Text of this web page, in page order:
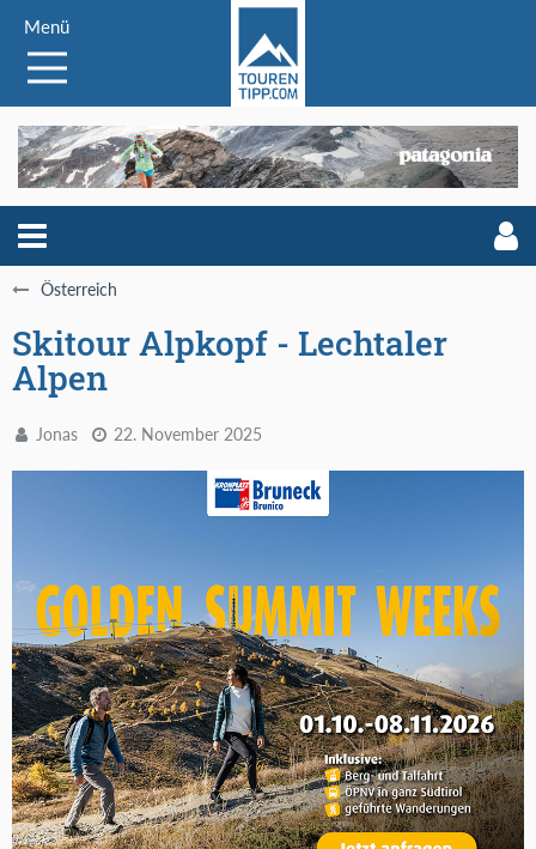
Menü
Österreich
Skitour Alpkopf - Lechtaler
Alpen
Jonas 22. November 2025